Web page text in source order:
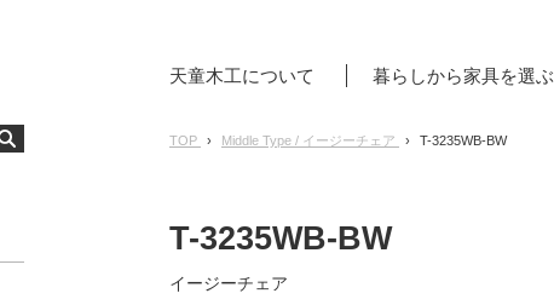
天童木工について 暮らしから家具を選ぶ
TOP Middle Type / イージーチェア T-3235WB-BW
T-3235WB-BW
イージーチェア